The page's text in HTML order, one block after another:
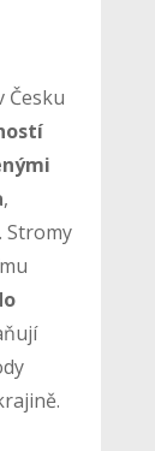
Česku
,
Stromy